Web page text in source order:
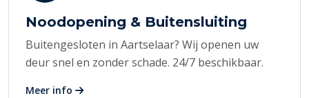
Noodopening & Buitensluiting
Buitengesloten in Aartselaar? Wij openen uw
deur snel en zonder schade. 24/7 beschikbaar.
Meer info